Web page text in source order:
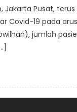
Jakarta Pusat, terus
Covid-19 pada arus
jumlah